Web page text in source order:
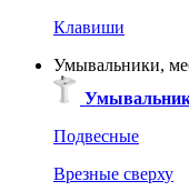
Клавиши
Умывальники,
Подвесные
Врезные сверху